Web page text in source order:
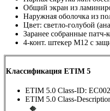
Общий экран из
Наружная оболочка из
Цвет: светло-голубой
Заранее собранные
4-конт. штекер М12 с
Классификация ETIM 5
ETIM 5.0 Class-ID:
ETIM 5.0 Class-